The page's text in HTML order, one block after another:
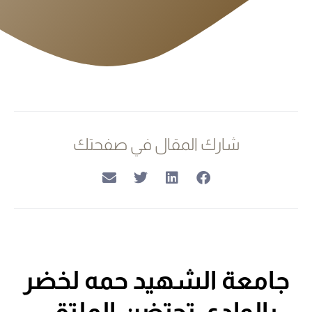
شارك المقال في صفحتك
جامعة الشهيد حمه لخضر